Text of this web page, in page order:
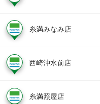
糸満みなみ店
西崎沖水前店
糸満照屋店